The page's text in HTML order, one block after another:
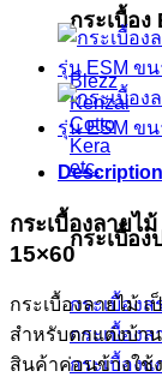
กระเบื้อง
Blezz
Kenzai
Cotto
Kera
etc.
กระเบื้อง
กระเบื้องส
กระเบื้อง
กระเบื้อง
ผิว
ด้าน
รุ่น
ESM
ขนาด
15x60
ซม.TT-
EX-
6210-
quantity
Description
กระเบื้องลายไ
15×60
กระเบื้องลายไม้
สำหรับตกแต่งบ้า
สินค้าค่อนข้างใช้